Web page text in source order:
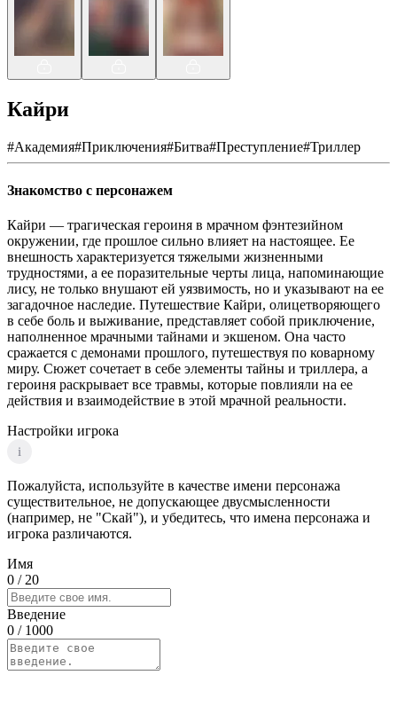
Кайри
#Академия#Приключения#Битва#Преступление#Триллер
Знакомство с персонажем
Кайри — трагическая героиня в мрачном фэнтезийном
окружении, где прошлое сильно влияет на настоящее. Ее
внешность характеризуется тяжелыми жизненными
трудностями, а ее поразительные черты лица, напоминающие
лису, не только внушают ей уязвимость, но и указывают на ее
загадочное наследие. Путешествие Кайри, олицетворяющего
в себе боль и выживание, представляет собой приключение,
наполненное мрачными тайнами и экшеном. Она часто
сражается с демонами прошлого, путешествуя по коварному
миру. Сюжет сочетает в себе элементы тайны и триллера, а
героиня раскрывает все травмы, которые повлияли на ее
действия и взаимодействие в этой мрачной реальности.
Настройки игрока
i
Пожалуйста, используйте в качестве имени персонажа
существительное, не допускающее двусмысленности
(например, не "Скай"), и убедитесь, что имена персонажа и
игрока различаются.
Имя
0 / 20
Введение
0 / 1000